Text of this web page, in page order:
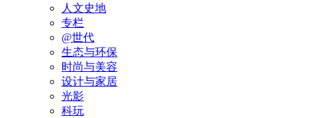
人文史地
专栏
@世代
生态与环保
时尚与美容
设计与家居
光影
科玩